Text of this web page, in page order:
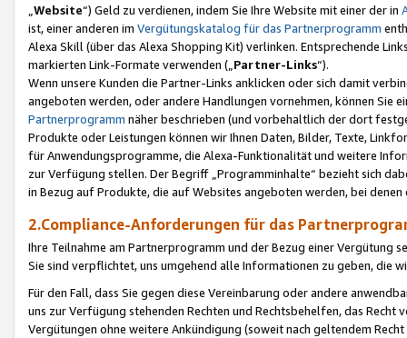
Website“) Geld zu verdienen, indem Sie Ihre Website mit einer der in
ist, einer anderen im Vergütungskatalog für das Partnerprogramm
Alexa Skill (über das Alexa Shopping Kit) verlinken. Entsprechende
markierten Link-Formate verwenden („ Partner-Links“).
Wenn unsere Kunden die Partner-Links anklicken oder sich damit
angeboten werden, oder andere Handlungen vornehmen, können Sie
Partnerprogramm näher beschrieben (und vorbehaltlich der dort
Produkte oder Leistungen können wir Ihnen Daten, Bilder, Texte,
für Anwendungsprogramme, die Alexa-Funktionalität und weitere
zur Verfügung stellen. Der Begriff „Programminhalte“ bezieht sich
in Bezug auf Produkte, die auf Websites angeboten werden, bei
2.Compliance-Anforderungen für das
Ihre Teilnahme am Partnerprogramm und der Bezug einer Vergütung
Sie sind verpflichtet, uns umgehend alle Informationen zu geben, die
Für den Fall, dass Sie gegen diese Vereinbarung oder andere
uns zur Verfügung stehenden Rechten und Rechtsbehelfen, das
Vergütungen ohne weitere Ankündigung (soweit nach geltendem